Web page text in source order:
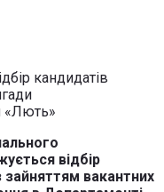
відбір
зайняттям вакантних